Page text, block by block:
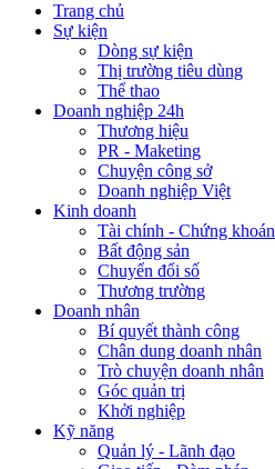
Trang chủ
Sự kiện
Dòng sự kiện
Thị trường tiêu dùng
Thể thao
Doanh nghiệp 24h
Thương hiệu
PR - Maketing
Chuyện công sở
Doanh nghiệp Việt
Kinh doanh
Tài chính - Chứng khoán
Bất động sản
Chuyển đổi số
Thương trường
Doanh nhân
Bí quyết thành công
Chân dung doanh nhân
Trò chuyện doanh nhân
Góc quản trị
Khởi nghiệp
Kỹ năng
Quản lý - Lãnh đạo